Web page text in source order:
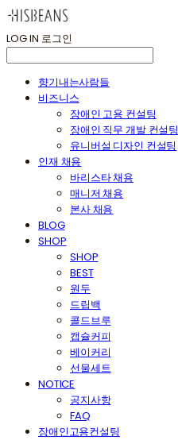
LOG IN 로그인
향기내는사람들
비즈니스
장애인 고용 컨설팅
장애인 직무 개발 컨설팅
유니버설 디자인 컨설팅
인재 채용
바리스타 채용
매니저 채용
본사 채용
BLOG
SHOP
SHOP
BEST
원두
드립백
콜드브루
캡슐커피
베이커리
선물세트
NOTICE
공지사항
FAQ
장애인고용컨설팅